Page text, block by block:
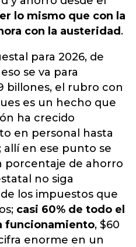
lo mismo que con la
con la austeridad .
para 2026, de
se va para
billones, el rubro con
es un hecho que
ha crecido
en personal hasta
allí en ese punto se
porcentaje de ahorro
no siga
los impuestos que
casi 60% de todo el
funcionamiento, $60
enorme en un